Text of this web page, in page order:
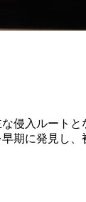
侵入ルート
期に発見し